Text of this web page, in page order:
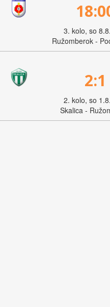
3. kolo, so
Ružomberok -
2:1
2. kolo, so
Skalica -